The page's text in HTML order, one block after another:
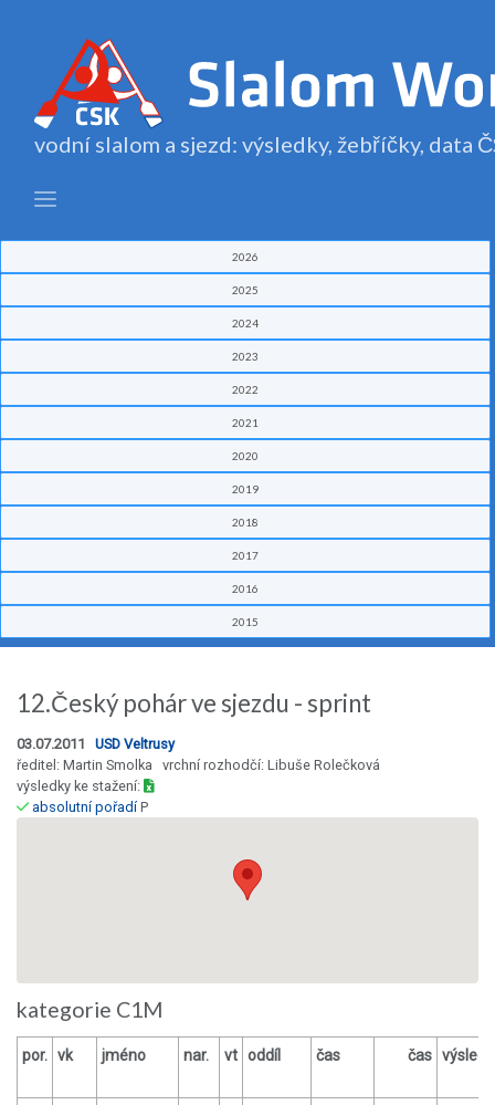
vodní slalom a sjezd: výsledky, žebříčky, data
2026
2025
2024
2023
2022
2021
2020
2019
2018
2017
2016
2015
12.Český pohár ve sjezdu - sprint
03.07.2011 USD Veltrusy
ředitel: Martin Smolka vrchní rozhodčí: Libuše Rolečková
výsledky ke stažení:
absolutní pořadíP
kategorie C1M
por. vk jméno nar. vt oddíl čas čas